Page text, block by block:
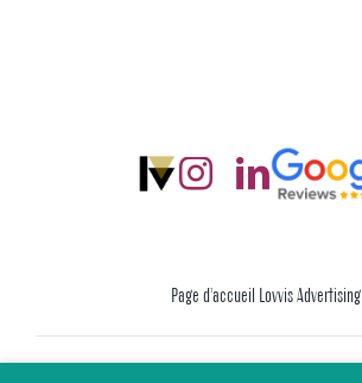
Page d’accueil Lovvis Advertising